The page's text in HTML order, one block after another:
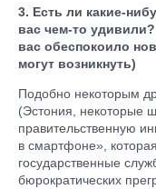
3. Есть ли какие-
вас чем-то
вас обеспокоило
могут возникнуть)
Подобно некоторым
(Эстония, некоторые
правительственную
в смартфоне»,
государственные
бюрократических